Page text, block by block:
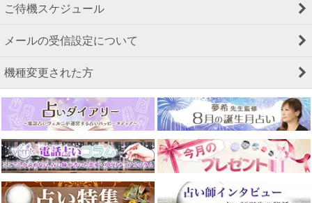
ご待機スケジュール
メールの受信設定について
機種変更された方